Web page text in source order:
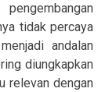
tidak percaya
andalan
diungkapkan
relevan dengan